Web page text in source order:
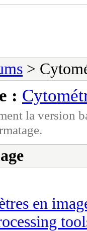
>
:
la version
en